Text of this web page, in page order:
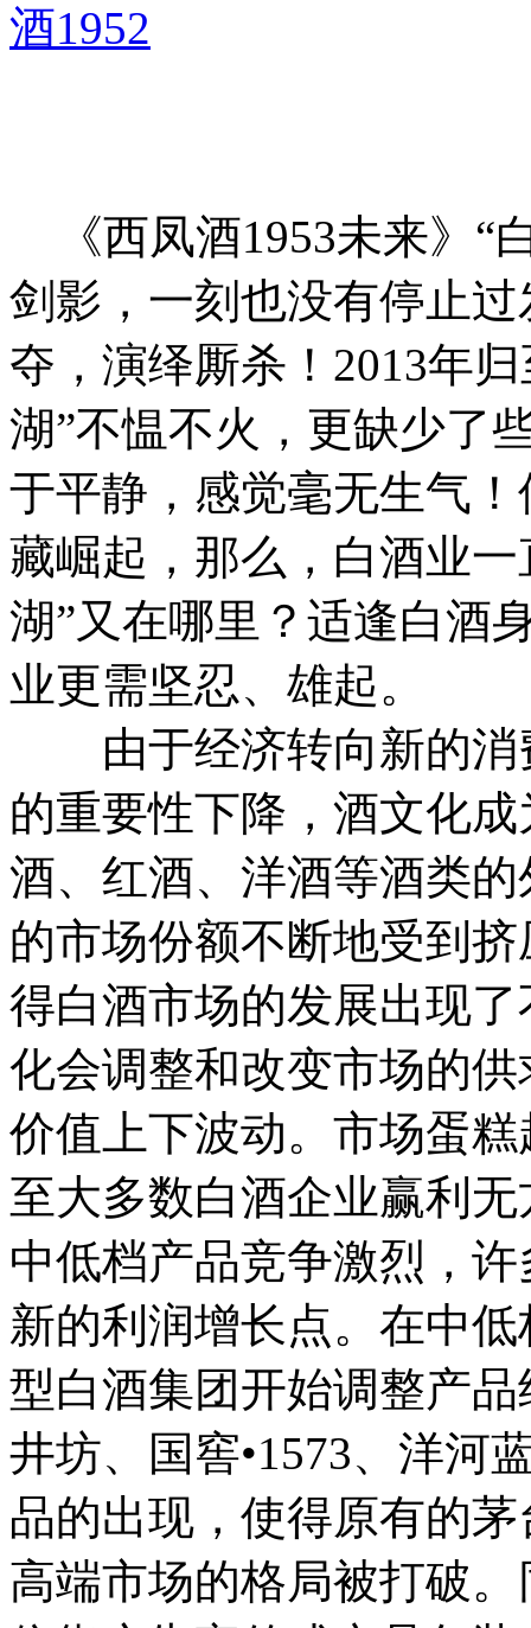
酒1952
《西凤酒1953未来》“
剑影，一刻也没有停止
夺，演绎厮杀！2013年
湖”不愠不火，更缺少了
于平静，感觉毫无生气
藏崛起，那么，白酒业
湖”又在哪里？适逢白酒
业更需坚忍、雄起。
由于经济转向新的消
的重要性下降，酒文化
酒、红酒、洋酒等酒类
的市场份额不断地受到
得白酒市场的发展出现
化会调整和改变市场的
价值上下波动。市场蛋
至大多数白酒企业赢利
中低档产品竞争激烈，
新的利润增长点。在中
型白酒集团开始调整产
井坊、国窖•1573、洋河
品的出现，使得原有的
高端市场的格局被打破